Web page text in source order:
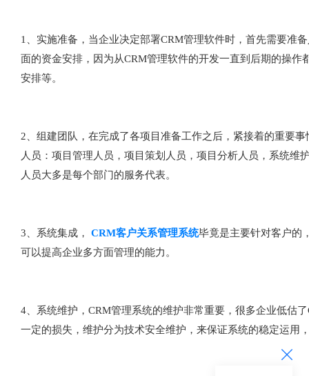
1、实施准备，当企业决定部署CRM管理软件时，首先需要准
面的资金安排，因为从CRM管理软件的开发一直到后期的操
安排等。
2、组建团队，在完成了各项目准备工作之后，紧接着的重要
人员：项目管理人员，项目策划人员，项目分析人员，系统
人员大多是每个部门的服务代表。
3、系统集成， CRM客户关系管理系统毕竟是主要针对客户的
可以提高企业多方面管理的能力。
4、系统维护，CRM管理系统的维护非常重要，很多企业低估
一定的损失，维护分为技术安全维护，来保证系统的稳定运用